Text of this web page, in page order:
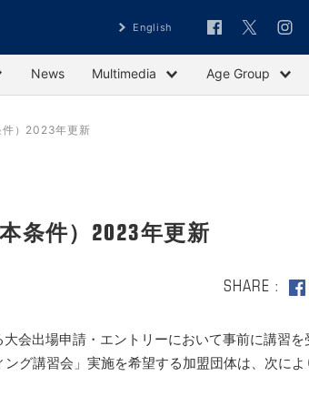
English
News Multimedia Age Group
件）2023年更新
条件）2023年更新
SHARE
会出場申請・エントリーにおいて事前に講習を
グ講習会」実施を希望する加盟団体は、次によ